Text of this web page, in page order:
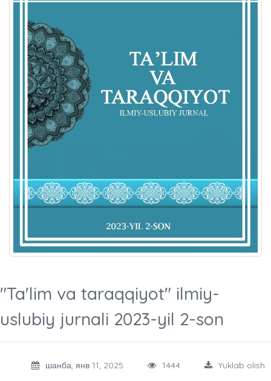
"Ta'lim va taraqqiyot" ilmiy-
uslubiy jurnali 2023-yil 2-son
шанба, янв 11, 2025 1444 Yuklab olish